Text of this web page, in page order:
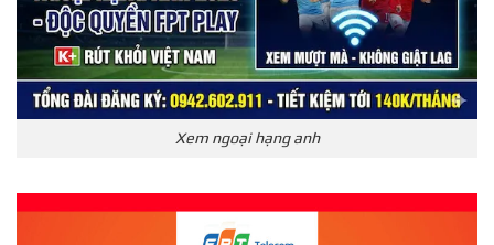
Xem ngoại hạng anh